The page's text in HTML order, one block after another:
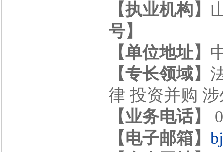
【执业机构】
号】
【单位地址】
【专长领域】
律 投资并购
【业务电话】
【电子邮箱】